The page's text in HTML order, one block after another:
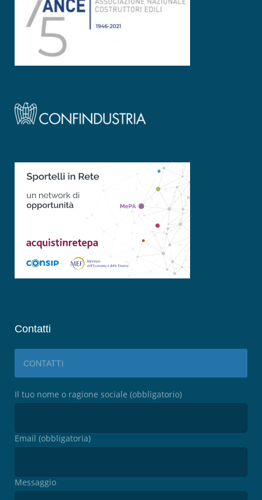
Contatti
CONTATTI
Il tuo nome o ragione sociale (obbligatorio)
Email (obbligatoria)
Messaggio